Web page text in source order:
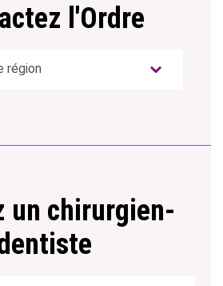
l'Ordre
un chirurgien-